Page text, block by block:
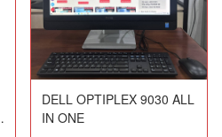
DELL OPTIPLEX 9030 ALL
IN ONE